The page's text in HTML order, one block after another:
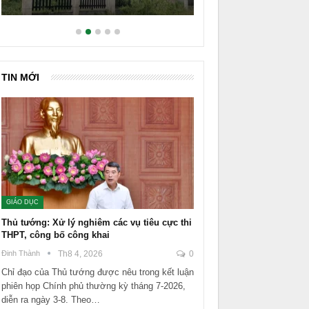
TIN MỚI
GIÁO DỤC
Thủ tướng: Xử lý nghiêm các vụ tiêu cực thi
THPT, công bố công khai
Đinh Thành Th8 4, 2026 0
Chỉ đạo của Thủ tướng được nêu trong kết luận
phiên họp Chính phủ thường kỳ tháng 7-2026,
diễn ra ngày 3-8. Theo…